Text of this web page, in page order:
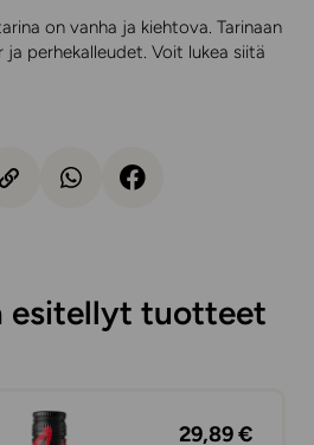
on vanha ja kiehtova. Tarinaan
ja perhekalleudet. Voit lukea siitä
esitellyt tuotteet
29,89 €